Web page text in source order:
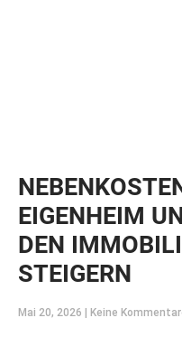
EIGENHEIM
DEN
STEIGERN
Mai 20, 2026 Keine